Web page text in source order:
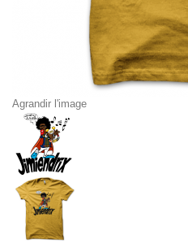
Agrandir l'image